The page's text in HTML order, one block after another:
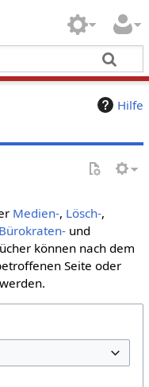
Hilfe
Medien-, Lösch-,
Bürokraten-und
können nach dem
Seite oder